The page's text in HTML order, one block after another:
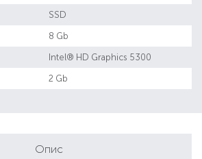
SSD
8 Gb
Intel® HD Graphics 5300
2 Gb
Опис